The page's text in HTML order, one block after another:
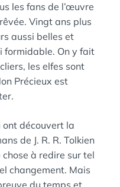
les fans de l’œuvre
Vingt ans plus
aussi belles et
formidable. On y fait
les elfes sont
Précieux est
découvert la
de J. R. R. Tolkien
à redire sur tel
changement. Mais
du temps et